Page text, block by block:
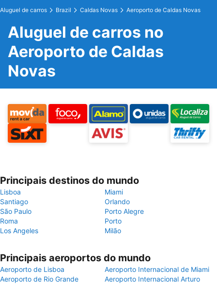
Aluguel de carros Brazil Caldas Novas Aeroporto de Caldas Novas
Aluguel de carros no
Aeroporto de Caldas
Novas
Principais destinos do mundo
Lisboa
Miami
Santiago
Orlando
São Paulo
Porto Alegre
Roma
Porto
Los Angeles
Milão
Principais aeroportos do mundo
Aeroporto de Lisboa
Aeroporto Internacional de Miami
Aeroporto de Rio Grande
Aeroporto Internacional Arturo